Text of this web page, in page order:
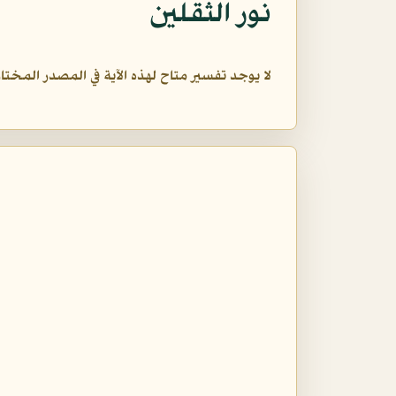
نور الثقلين
لا يوجد تفسير متاح لهذه الآية في المصدر